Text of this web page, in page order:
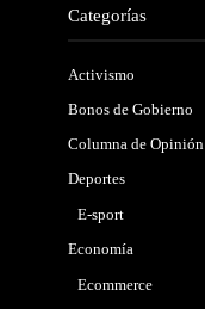
Categorías
Activismo
Bonos de Gobierno
Columna de Opinión
Deportes
E-sport
Economía
Ecommerce